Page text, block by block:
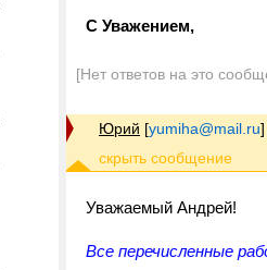
С Уважением,
[Нет ответов на это
Юрий [yumiha@mail.ru]
Уважаемый Андрей!
Все перечисленные